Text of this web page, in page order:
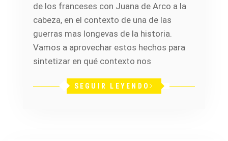
de los franceses con Juana de Arco a la
cabeza, en el contexto de una de las
guerras mas longevas de la historia.
Vamos a aprovechar estos hechos para
sintetizar en qué contexto nos
SEGUIR LEYENDO